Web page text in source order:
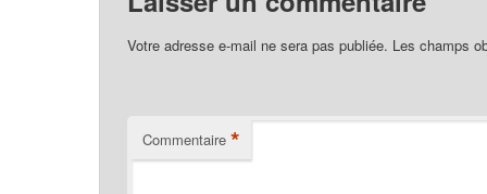
Votre adresse e-mail ne sera pas publiée. Les champs
Commentaire *